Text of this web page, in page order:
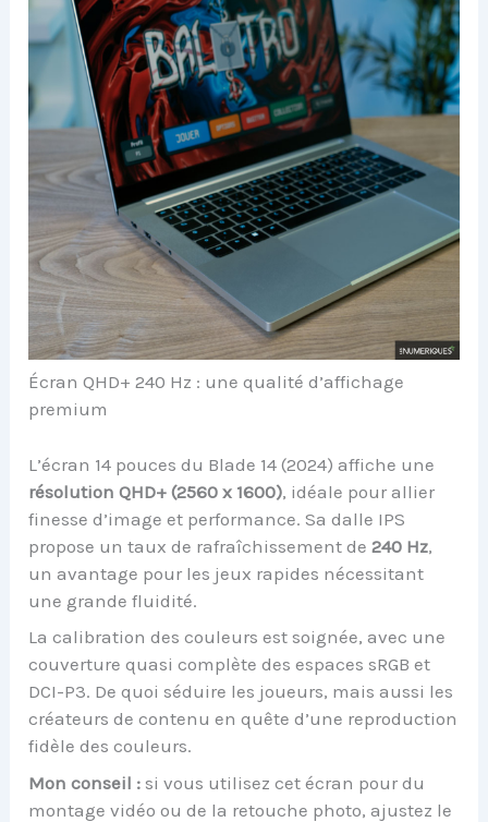
Écran QHD+ 240 Hz : une qualité d’affichage
premium
L’écran 14 pouces du Blade 14 (2024) affiche une
résolution QHD+ (2560 x 1600), idéale pour allier
finesse d’image et performance. Sa dalle IPS
propose un taux de rafraîchissement de240 Hz,
un avantage pour les jeux rapides nécessitant
une grande fluidité.
La calibration des couleurs est soignée, avec une
couverture quasi complète des espaces sRGB et
DCI-P3. De quoi séduire les joueurs, mais aussi les
créateurs de contenu en quête d’une reproduction
fidèle des couleurs.
Mon conseil : si vous utilisez cet écran pour du
montage vidéo ou de la retouche photo, ajustez le